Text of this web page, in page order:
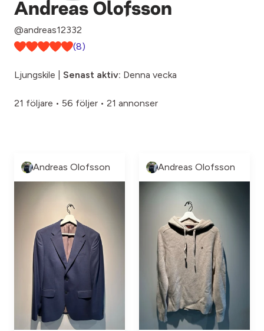
Andreas Olofsson
@andreas12332
(8)
Ljungskile | Senast aktiv: Denna vecka
21 följare • 56 följer • 21 annonser
Andreas Olofsson Andreas Olofsson